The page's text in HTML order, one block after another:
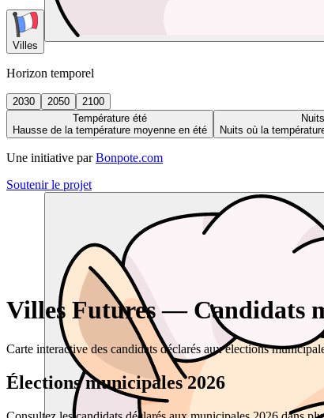
Villes
Horizon temporel
2030 2050
2100
Température été
Hausse de la température moyenne en été
Nuits où la
Une initiative par Bonpote.com
Soutenir le projet
Villes Futures — Candidats
Carte interactive des candidats déclarés aux élections
Élections municipales 2026